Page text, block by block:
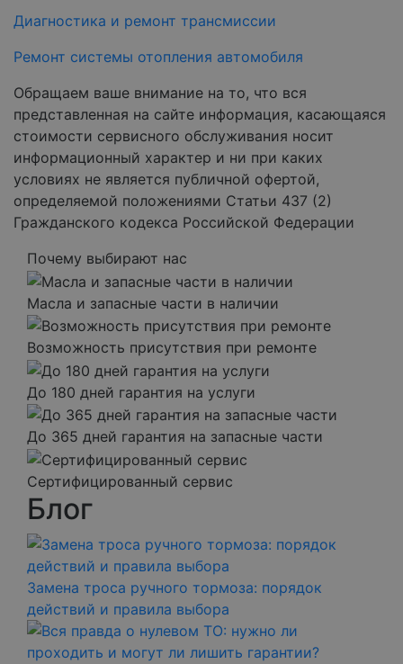
Диагностика и ремонт трансмиссии
Ремонт системы отопления автомобиля
Обращаем ваше внимание на то, что вся
представленная на сайте информация, касающаяся
стоимости сервисного обслуживания носит
информационный характер и ни при каких
условиях не является публичной офертой,
определяемой положениями Статьи 437 (2)
Гражданского кодекса Российской Федерации
Почему выбирают нас
Масла и запасные части в наличии
Возможность присутствия при ремонте
До 180 дней гарантия на услуги
До 365 дней гарантия на запасные части
Сертифицированный сервис
Блог
Замена троса ручного тормоза: порядок
действий и правила выбора